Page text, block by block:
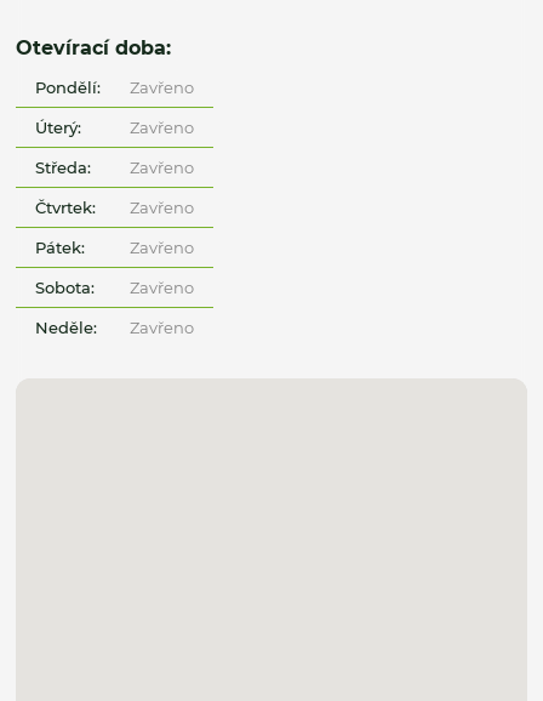
Otevírací doba:
Pondělí: Zavřeno
Úterý: Zavřeno
Středa: Zavřeno
Čtvrtek: Zavřeno
Pátek: Zavřeno
Sobota: Zavřeno
Neděle: Zavřeno